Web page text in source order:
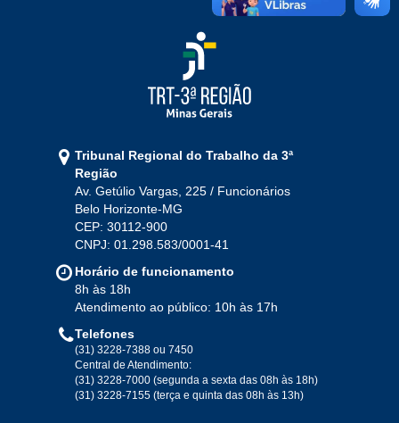
Tribunal Regional do Trabalho da 3ª
Região
Av. Getúlio Vargas, 225 / Funcionários
Belo Horizonte-MG
CEP: 30112-900
CNPJ: 01.298.583/0001-41
Horário de funcionamento
8h às 18h
Atendimento ao público: 10h às 17h
Telefones
(31) 3228-7388 ou 7450
Central de Atendimento:
(31) 3228-7000 (segunda a sexta das 08h às 18h)
(31) 3228-7155 (terça e quinta das 08h às 13h)